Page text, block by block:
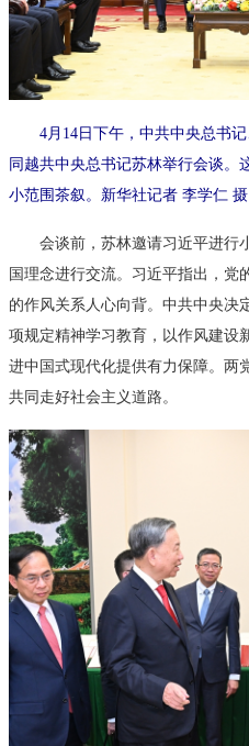
4月14日下午，中共中央总书记
同越共中央总书记苏林举行会谈。
小范围茶叙。新华社记者 李学仁 摄
会谈前，苏林邀请习近平进行
国理念进行交流。习近平指出，党
的作风关系人心向背。中共中央决
项规定精神学习教育，以作风建设
进中国式现代化提供有力保障。两
共同走好社会主义道路。